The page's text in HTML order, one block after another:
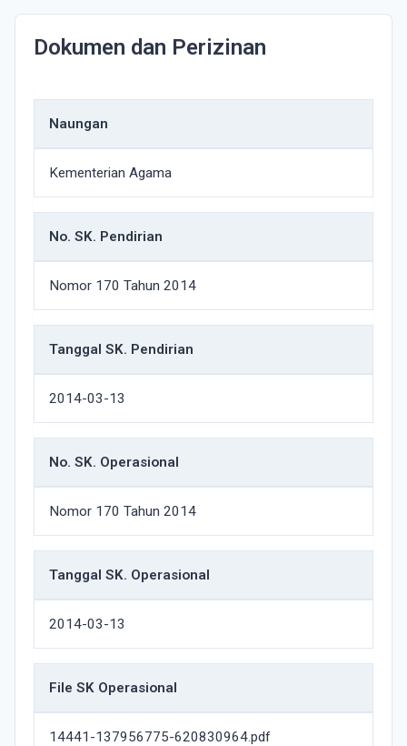
Dokumen dan Perizinan
Naungan
Kementerian Agama
No. SK. Pendirian
Nomor 170 Tahun 2014
Tanggal SK. Pendirian
2014-03-13
No. SK. Operasional
Nomor 170 Tahun 2014
Tanggal SK. Operasional
2014-03-13
File SK Operasional
14441-137956775-620830964.pdf